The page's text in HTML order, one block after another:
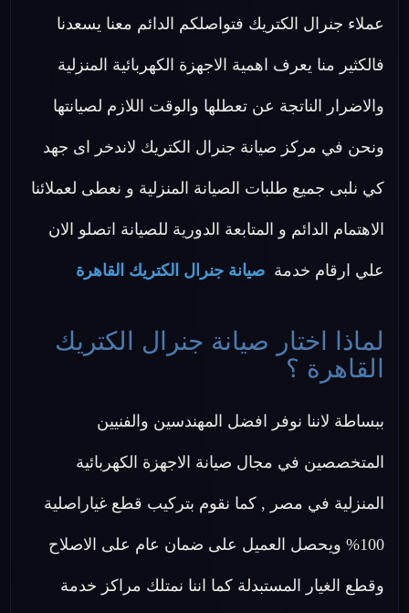
عملاء جنرال الكتريك فتواصلكم الدائم معنا يسعدنا
فالكثير منا يعرف اهمية الاجهزة الكهربائية المنزلية
والاضرار الناتجة عن تعطلها والوقت اللازم لصيانتها
ونحن في مركز صيانة جنرال الكتريك لاندخر اى جهد
كي نلبى جميع طلبات الصيانة المنزلية و نعطى لعملائنا
الاهتمام الدائم و المتابعة الدورية للصيانة اتصلو الان
علي ارقام خدمة صيانة جنرال الكتريك القاهرة
لماذا اختار صيانة جنرال الكتريك
القاهرة ؟
ببساطة لاننا نوفر افضل المهندسين والفنيين
المتخصصين في مجال صيانة الاجهزة الكهربائية
المنزلية في مصر , كما نقوم بتركيب قطع غياراصلية
100% ويحصل العميل على ضمان عام على الاصلاح
وقطع الغيار المستبدلة كما اننا نمتلك مراكز خدمة